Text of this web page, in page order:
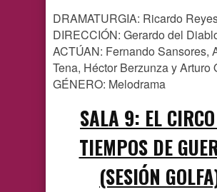
DRAMATURGIA: Ricardo
DIRECCIÓN: Gerardo del
ACTÚAN: Fernando Sansores,
Tena, Héctor Berzunza y Arturo
GÉNERO: Melodrama
SALA 9: EL
TIEMPOS DE
(SESIÓN